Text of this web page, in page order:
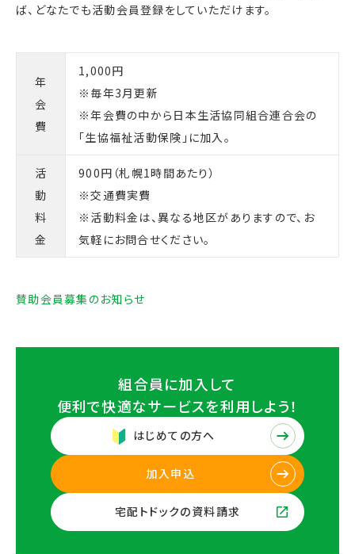
ば、どなたでも活動会員登録をしていただけます。
年
会
費
1,000円
※毎年3月更新
※年会費の中から日本生活協同組合連合会の
「生協福祉活動保険」に加入。
活
動
料
金
900円（札幌1時間あたり）
※交通費実費
※活動料金は、異なる地区がありますので、お
気軽にお問合せください。
賛助会員募集のお知らせ
組合員に加入して
便利で快適なサービスを利用しよう！
はじめての方へ
加入申込
宅配トドックの資料請求